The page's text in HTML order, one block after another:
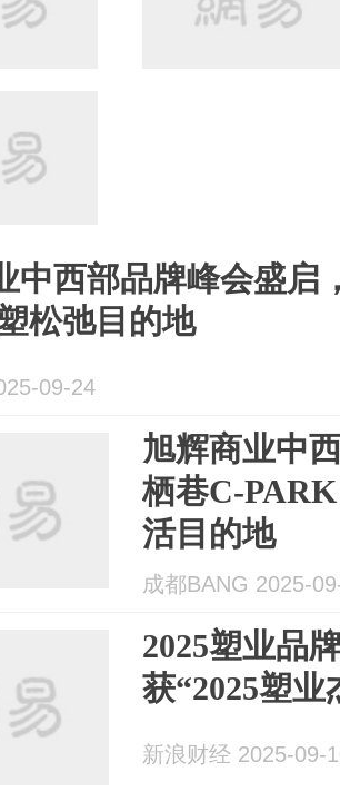
中西部品牌峰会盛启
松弛目的地
09-24
旭辉商业中
栖巷C-
活目的地
成都BANG 2025-
2025塑业品
获“2025塑
新浪财经 2025-09-